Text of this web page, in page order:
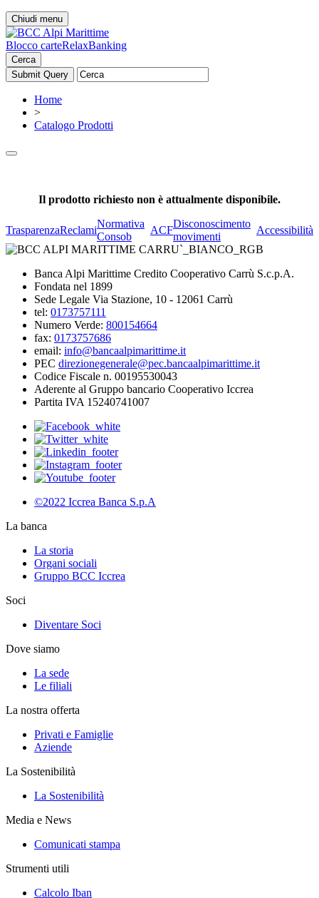
Chiudi menu
Blocco carteRelaxBanking
Cerca
Home
>
Catalogo Prodotti
Il prodotto richiesto non è attualmente disponibile.
TrasparenzaReclami
Normativa
Consob
ACF
Disconoscimento
movimenti
Accessibilità
Banca Alpi Marittime Credito Cooperativo Carrù S.c.p.A.
Fondata nel 1899
Sede Legale Via Stazione, 10 - 12061 Carrù
tel: 0173757111
Numero Verde: 800154664
fax: 0173757686
email: info@bancaalpimarittime.it
PEC direzionegenerale@pec.bancaalpimarittime.it
Codice Fiscale n. 00195530043
Aderente al Gruppo bancario Cooperativo Iccrea
Partita IVA 15240741007
©2022 Iccrea Banca S.p.A
La banca
La storia
Organi sociali
Gruppo BCC Iccrea
Soci
Diventare Soci
Dove siamo
La sede
Le filiali
La nostra offerta
Privati e Famiglie
Aziende
La Sostenibilità
La Sostenibilità
Media e News
Comunicati stampa
Strumenti utili
Calcolo Iban